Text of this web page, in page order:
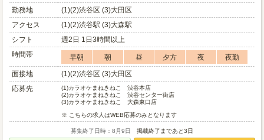
勤務地
(1)(2)渋谷区 (3)大田区
アクセス
(1)(2)渋谷駅 (3)大森駅
シフト
週2日 1日3時間以上
時間帯
早朝 朝 昼 夕方 夜
夜勤
面接地
(1)(2)渋谷区 (3)大田区
応募先
(1)カラオケまねきねこ 渋谷本店
(2)カラオケまねきねこ 渋谷センター街店
(3)カラオケまねきねこ 大森東口店
※ こちらの求人はWEB応募のみとなります
募集終了日時：8月9日 掲載終了まであと3日